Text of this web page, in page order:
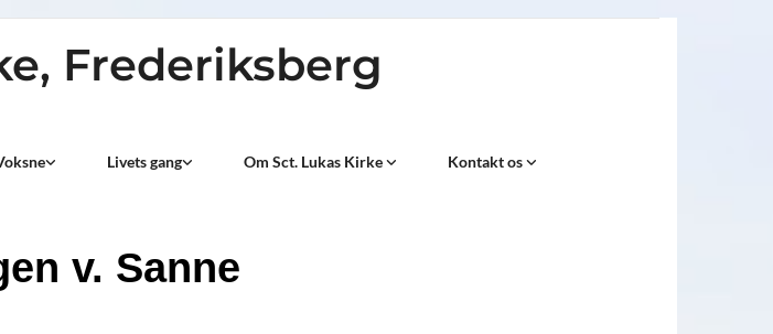
Frederiksberg
Livets gang Om Sct. Lukas Kirke Kontakt os
v. Sanne